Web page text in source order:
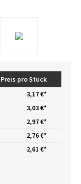
Preis pro Stück
3,17 €*
3,03 €*
2,97 €*
2,76 €*
2,61 €*